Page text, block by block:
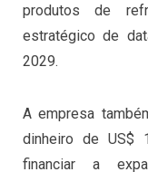
produtos de
estratégico de
2029.
A empresa
dinheiro de US$
financiar a